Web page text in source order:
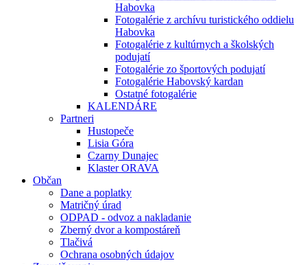
Habovka
Fotogalérie z archívu turistického oddielu
Habovka
Fotogalérie z kultúrnych a školských
podujatí
Fotogalérie zo športových podujatí
Fotogalérie Habovský kardan
Ostatné fotogalérie
KALENDÁRE
Partneri
Hustopeče
Lisia Góra
Czarny Dunajec
Klaster ORAVA
Občan
Dane a poplatky
Matričný úrad
ODPAD - odvoz a nakladanie
Zberný dvor a kompostáreň
Tlačivá
Ochrana osobných údajov